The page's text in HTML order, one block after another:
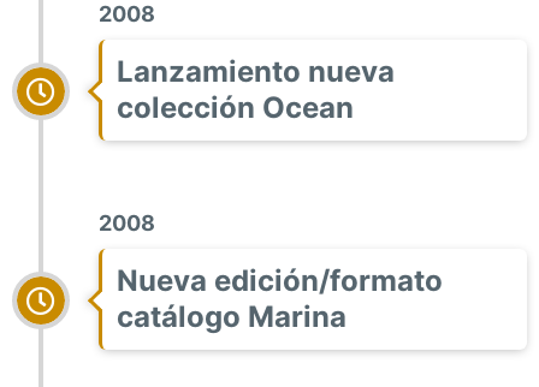
2008
Lanzamiento nueva
colección Ocean
2008
Nueva edición/formato
catálogo Marina